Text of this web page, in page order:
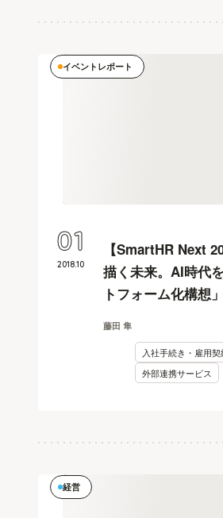
イベントレポート
【SmartHR Next
描く未来。AI時代
トフォーム化構想
藤田 隼
入社手続き・雇用契
外部連携サービス
2018.10
01
経営